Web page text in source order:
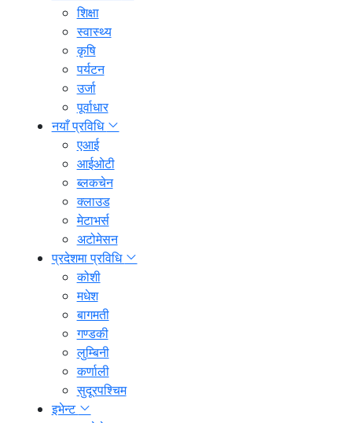
शिक्षा
स्वास्थ्य
कृषि
पर्यटन
उर्जा
पूर्वाधार
नयाँ प्रविधि
एआई
आईओटी
ब्लकचेन
क्लाउड
मेटाभर्स
अटोमेसन
प्रदेशमा प्रविधि
कोशी
मधेश
बागमती
गण्डकी
लुम्बिनी
कर्णाली
सुदूरपश्चिम
इभेन्ट